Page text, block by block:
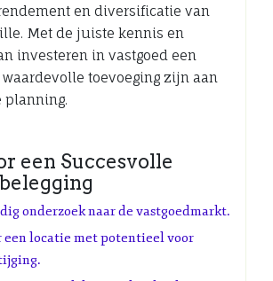
en diversificatie van
Met de juiste kennis en
investeren in vastgoed een
toevoeging zijn aan
planning.
een Succesvolle
onderzoek naar de vastgoedmarkt.
een locatie met potentieel voor